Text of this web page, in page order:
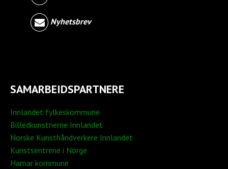
Nyhetsbrev
SAMARBEIDSPARTNERE
Innlandet fylkeskommune
Billedkunstnerne Innlandet
Norske Kunsthåndverkere Innlandet
Kunstsentrene i Norge
Hamar kommune